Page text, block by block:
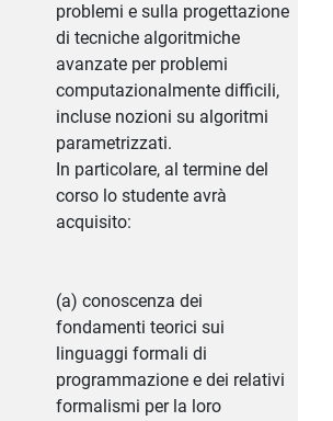
problemi e sulla progettazione
di tecniche algoritmiche
avanzate per problemi
computazionalmente difficili,
incluse nozioni su algoritmi
parametrizzati.
In particolare, al termine del
corso lo studente avrà
acquisito:
(a) conoscenza dei
fondamenti teorici sui
linguaggi formali di
programmazione e dei relativi
formalismi per la loro